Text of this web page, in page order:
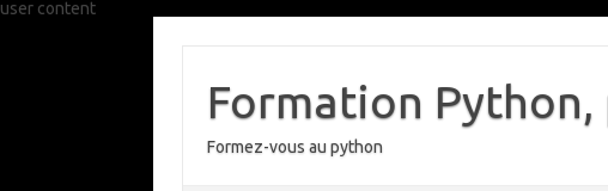
user content
contentFormation
Formez-vous au python